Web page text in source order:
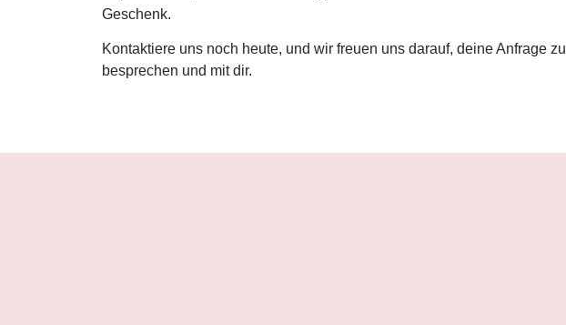
Geschenk.
Kontaktiere uns noch heute, und wir freuen uns darauf, deine Anfrage zu
besprechen und mit dir.